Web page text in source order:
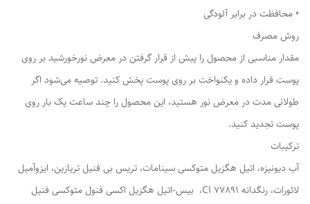
• محافظت در برابر آلودگی
روش مصرف
مقدار مناسبى از محصول را پیش از قرار گرفتن در معرض نورخورشید بر روى
پوست قرار داده و یکنواخت بر روى پوست پخش کنید. توصیه می‌شود اگر
طولانی مدت در معرض نور هستید، این محصول را چند ساعت یک بار روی
پوست تجدید کنید.
ترکیبات
آب دیونیزه، اتیل هگزیل متوکسی سینامات، تریس بی فنیل تریازین، ایزوآمیل
لائورات، رنگدانه CI 77891، بیس-اتیل هگزیل اکسی فنول متوکسی فنیل